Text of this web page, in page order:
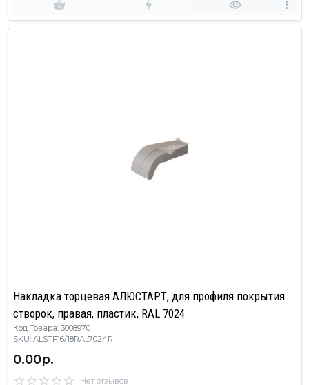
Накладка торцевая АЛЮСТАРТ, для профиля покрытия
створок, правая, пластик, RAL 7024
Код Товара: 3008970
SKU: ALSTF16/18RAL7024R
0.00р.
Нет отзывов